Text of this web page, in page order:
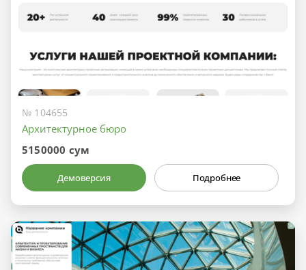
№ 104655
Архитектурное бюро
5150000 сум
Демоверсия Подробнее